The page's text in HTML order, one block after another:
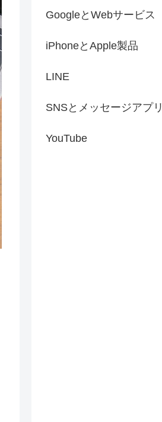
GoogleとWebサービス
iPhoneとApple製品
LINE
SNSとメッセージアプリ
YouTube